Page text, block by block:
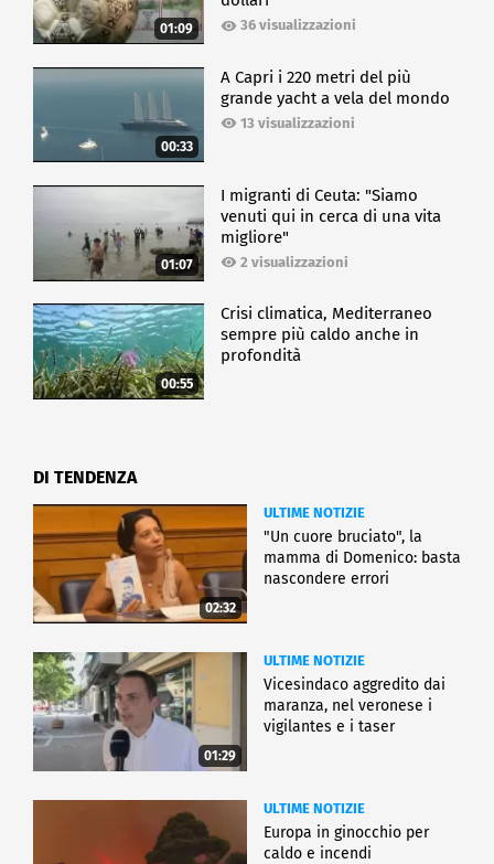
01:09 36 visualizzazioni
00:33
A Capri i 220 metri del più
grande yacht a vela del mondo
13 visualizzazioni
01:07
I migranti di Ceuta: "Siamo
venuti qui in cerca di una vita
migliore"
2 visualizzazioni
00:55
Crisi climatica, Mediterraneo
sempre più caldo anche in
profondità
DI TENDENZA
02:32
ULTIME NOTIZIE
"Un cuore bruciato", la
mamma di Domenico: basta
nascondere errori
01:29
ULTIME NOTIZIE
Vicesindaco aggredito dai
maranza, nel veronese i
vigilantes e i taser
ULTIME NOTIZIE
Europa in ginocchio per
caldo e incendi